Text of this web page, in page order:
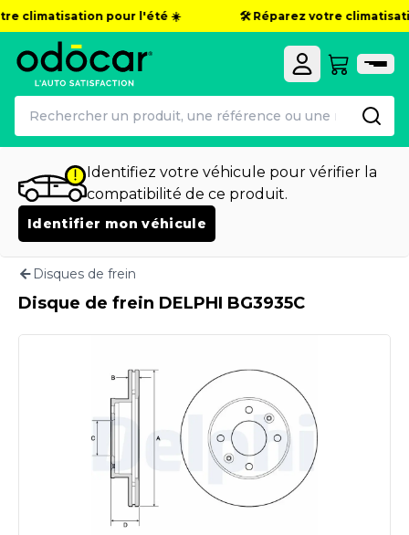
climatisation pour l'été ☀️ 🛠️ Réparez votre
Identifiez votre véhicule pour vérifier la
compatibilité de ce produit.
Identifier mon véhicule
Disques de frein
Disque de frein DELPHI BG3935C